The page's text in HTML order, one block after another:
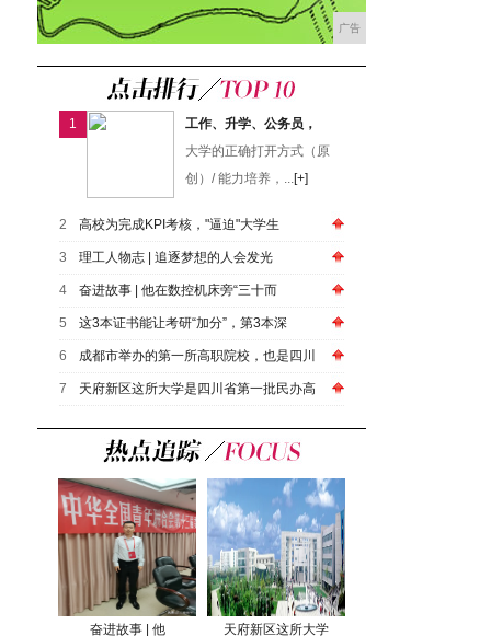
广告
1
工作、升学、公务员，
大学的正确打开方式（原
创）/ 能力培养，...[+]
2 高校为完成KPI考核，"逼迫"大学生
3 ​理工人物志 | 追逐梦想的人会发光
4 奋进故事 | 他在数控机床旁“三十而
5 这3本证书能让考研“加分”，第3本深
6 成都市举办的第一所高职院校，也是四川
7 天府新区这所大学是四川省第一批民办高
奋进故事 | 他 天府新区这所大学